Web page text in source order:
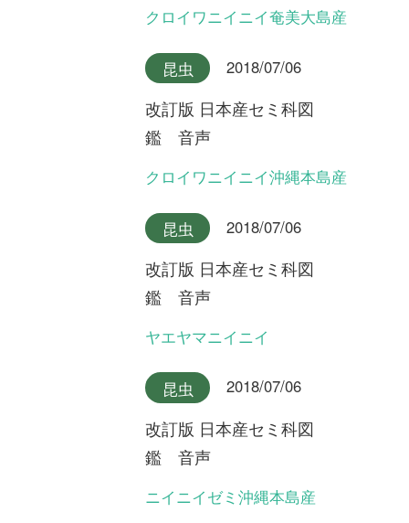
Copyright ©2016 Yama-kei Publishers co.,Ltd.
An impress Group Company. All rights reserved.